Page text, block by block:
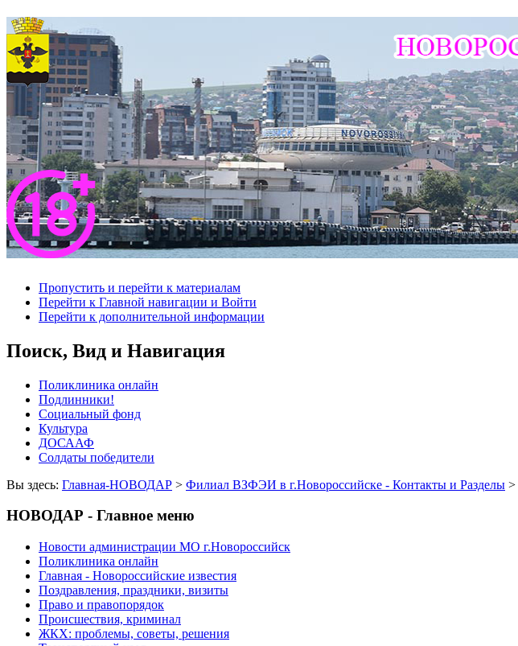
Пропустить и перейти к материалам
Перейти к Главной навигации и Войти
Перейти к дополнительной информации
Поиск, Вид и Навигация
Поликлиника онлайн
Подлинники!
Социальный фонд
Культура
ДОСААФ
Солдаты победители
Вы здесь: Главная-НОВОДАР > Филиал ВЗФЭИ в г.Новороссийске - Контакты и Разделы >
НОВОДАР - Главное меню
Новости администрации МО г.Новороссийск
Поликлиника онлайн
Главная - Новороссийские известия
Поздравления, праздники, визиты
Право и правопорядок
Происшествия, криминал
ЖКХ: проблемы, советы, решения